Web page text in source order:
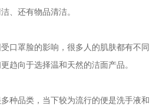
、还有物品清洁。
罩脸的影响，很多人的肌肤都有不同
趋向于选择温和天然的洁面产品。
品类，当下较为流行的便是洗手液和